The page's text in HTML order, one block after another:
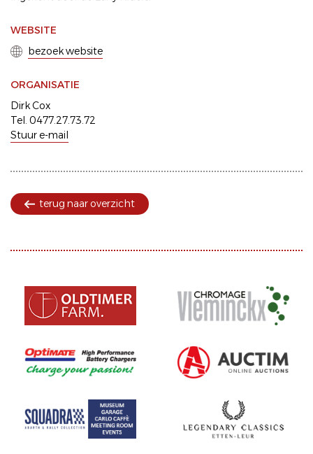
WEBSITE
bezoek website
ORGANISATIE
Dirk Cox
Tel. 0477.27.73.72
Stuur e-mail
terug naar overzicht